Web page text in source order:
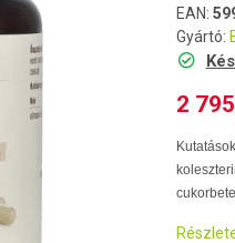
EAN:
Gyártó:
2